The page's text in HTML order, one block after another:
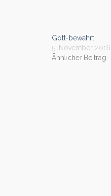
Gott-bewahrt
5. November 2016
Ähnlicher Beitrag